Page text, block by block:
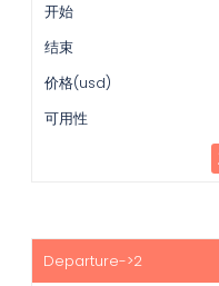
结
束
价
格
(usd)